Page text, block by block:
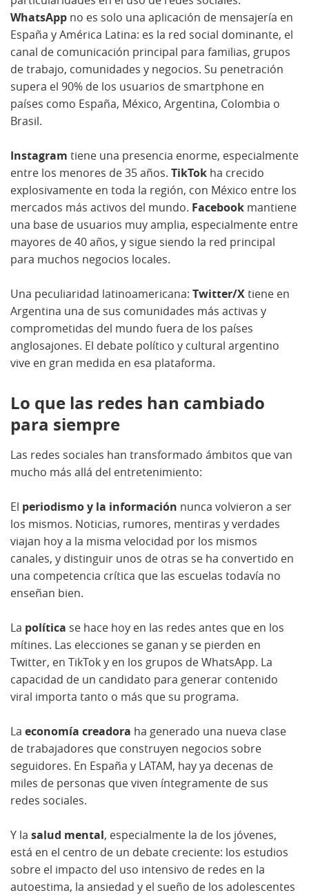
WhatsApp no es solo una aplicación de mensajería en
España y América Latina: es la red social dominante, el
canal de comunicación principal para familias, grupos
de trabajo, comunidades y negocios. Su penetración
supera el 90% de los usuarios de smartphone en
países como España, México, Argentina, Colombia o
Brasil.
Instagram tiene una presencia enorme, especialmente
entre los menores de 35 años. TikTok ha crecido
explosivamente en toda la región, con México entre los
mercados más activos del mundo. Facebook mantiene
una base de usuarios muy amplia, especialmente entre
mayores de 40 años, y sigue siendo la red principal
para muchos negocios locales.
Una peculiaridad latinoamericana: Twitter/Xtiene en
Argentina una de sus comunidades más activas y
comprometidas del mundo fuera de los países
anglosajones. El debate político y cultural argentino
vive en gran medida en esa plataforma.
Lo que las redes han cambiado
para siempre
Las redes sociales han transformado ámbitos que van
mucho más allá del entretenimiento:
El periodismo y la información nunca volvieron a ser
los mismos. Noticias, rumores, mentiras y verdades
viajan hoy a la misma velocidad por los mismos
canales, y distinguir unos de otras se ha convertido en
una competencia crítica que las escuelas todavía no
enseñan bien.
La política se hace hoy en las redes antes que en los
mítines. Las elecciones se ganan y se pierden en
Twitter, en TikTok y en los grupos de WhatsApp. La
capacidad de un candidato para generar contenido
viral importa tanto o más que su programa.
La economía creadora ha generado una nueva clase
de trabajadores que construyen negocios sobre
seguidores. En España y LATAM, hay ya decenas de
miles de personas que viven íntegramente de sus
redes sociales.
Y la salud mental, especialmente la de los jóvenes,
está en el centro de un debate creciente: los estudios
sobre el impacto del uso intensivo de redes en la
autoestima, la ansiedad y el sueño de los adolescentes